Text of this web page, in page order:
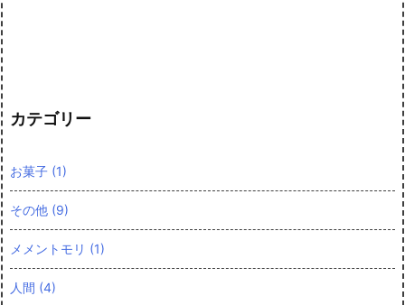
カテゴリー
お菓子 (1)
その他 (9)
メメントモリ (1)
人間 (4)